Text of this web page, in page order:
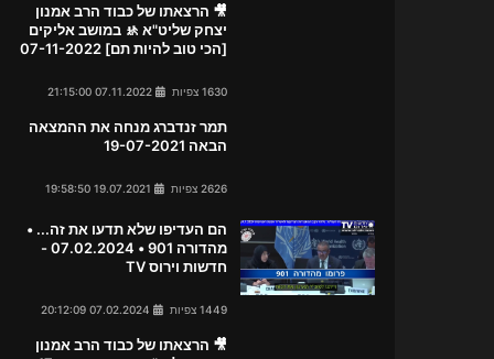
🎥 הרצאתו של כבוד הרב אמנון
יצחק שליט"א 🚸 במושב אליקים
[הכי טוב להיות תם] 07-11-2022
1630 צפיות
תמר זנדברג מנחה את ההמצאה
הבאה 19-07-2021
2626 צפיות
הם העדיפו שלא תדעו את זה... •
מהדורה 901 • 07.02.2024 -
חדשות וירוס TV
1449 צפיות
🎥 הרצאתו של כבוד הרב אמנון